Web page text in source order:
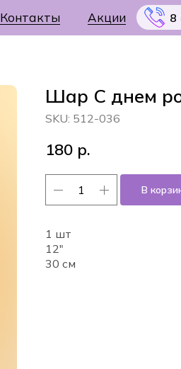
Акции
Контакты 8
Шар С днем
SKU: 512-036
180 р.
В
1 шт
12"
30 см